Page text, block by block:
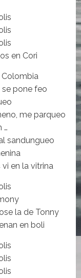
en Cori
Colombia
se pone feo
me parqueo
…
sandungueo
en la vitrina
la de Tonny
en boli